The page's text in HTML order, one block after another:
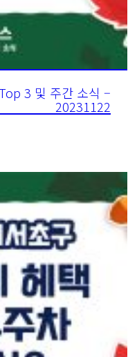
3 및 주간 소식 –
20231122